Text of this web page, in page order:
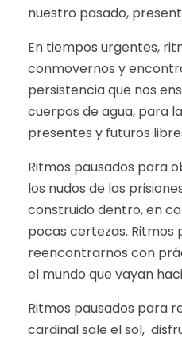
nuestro pasado,
En tiempos urgentes,
conmovernos y
persistencia que nos
cuerpos de agua, para
presentes y futuros
Ritmos pausados para
los nudos de las
construido dentro, en
pocas certezas. Ritmos
reencontrarnos con
el mundo que vayan
Ritmos pausados para
cardinal sale el sol,